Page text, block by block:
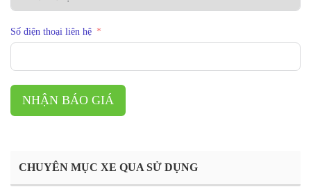
Số điện thoại liên hệ
NHẬN BÁO GIÁ
CHUYÊN MỤC XE QUA SỬ DỤNG